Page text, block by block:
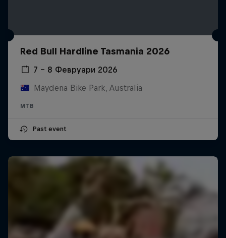
Red Bull Hardline Tasmania 2026
7 – 8 Февруари 2026
Maydena Bike Park, Australia
MTB
Past event